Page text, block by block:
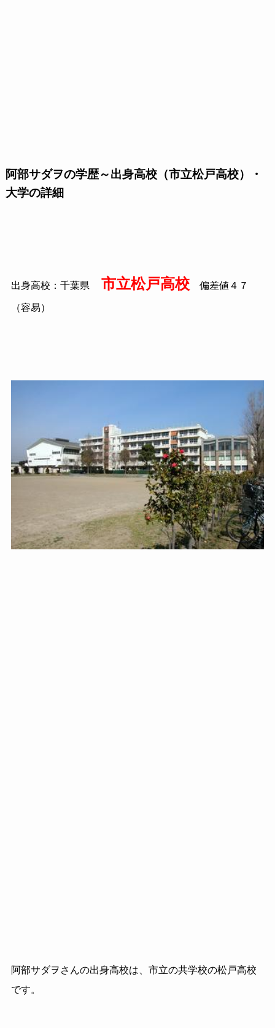
阿部サダヲの学歴～出身高校（市立松戸高校）・
大学の詳細
出身高校：千葉県 市立松戸高校偏差値４７
（容易）
阿部サダヲさんの出身高校は、市立の共学校の松戸高校
です。